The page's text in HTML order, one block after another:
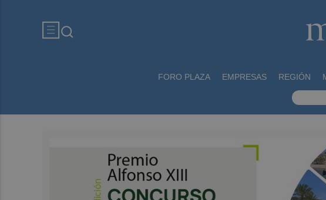
FORO PLAZA EMPRESAS REGIÓN